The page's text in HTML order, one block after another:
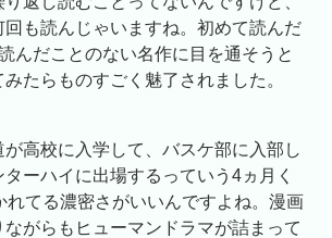
回も読んじゃいますね。初めて読んだ
んだことのない名作に目を通そうと
たらものすごく魅了されました。
高校に入学して、バスケ部に入部し
ーハイに出場するっていう4ヵ月く
れてる濃密さがいいんですよね。漫画
ながらもヒューマンドラマが詰まって